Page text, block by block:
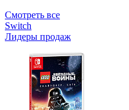
Смотреть все
Switch
Лидеры продаж